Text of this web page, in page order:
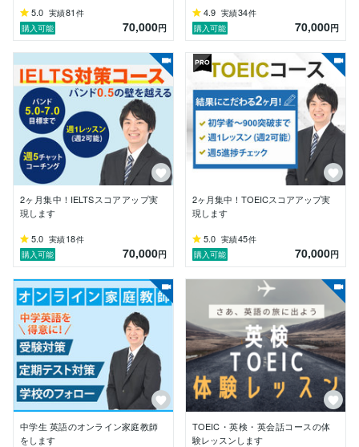
大事なのは、『正しい英語学習法に従って勉強する』の
ではなく、『正しい英語学習法を習慣化させて勉強し続
正直当時の私の三日坊主は見てあきれるほどでした。自
分に嫌気がさし、学習方法だけでなく、習慣化するた
め、スケジュール管理・モチベーション管理・食生活改
善・睡眠改善など、いかに怠け癖を脱して習慣化するか
を体系的に学びました。結果的に大学在学中にTOEIC9
00点超えを達成。後にイギリス大学院を修了するまで
になれました。これまでの仕事を通じて得た経験、今ま
でずっと追求してきた習慣化ノウハウを使って、｢決心
はするけど三日坊主になってしまう｣ ｢目標を達成した
いと思っております。
と足踏みをしているあなた。私と一緒に英語で人生を変
えてみませんか。
5.0 実績81 件
購入可能
70,000円
4.9 実績34件
購入可能
70,000円
2ヶ月集中！IELTSスコアアップ実
現します
5.0 実績18件
購入可能
70,000円
2ヶ月集中！TOEICスコアアップ実
現します
5.0 実績45件
購入可能
70,000円
中学生 英語のオンライン家庭教師
をします
TOEIC・英検・英会話コースの体
験レッスンします